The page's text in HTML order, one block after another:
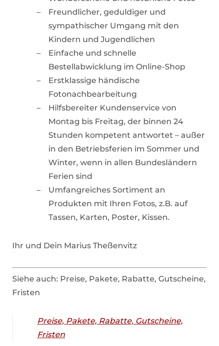
Freundlicher, geduldiger und
sympathischer Umgang mit den
Kindern und Jugendlichen
Einfache und schnelle
Bestellabwicklung im Online-Shop
Erstklassige händische
Fotonachbearbeitung
Hilfsbereiter Kundenservice von
Montag bis Freitag, der binnen 24
Stunden kompetent antwortet – außer
in den Betriebsferien im Sommer und
Winter, wenn in allen Bundesländern
Ferien sind
Umfangreiches Sortiment an
Produkten mit Ihren Fotos, z.B. auf
Tassen, Karten, Poster, Kissen.
Ihr und Dein Marius Theßenvitz
Siehe auch: Preise, Pakete, Rabatte, Gutscheine,
Fristen
Preise, Pakete, Rabatte, Gutscheine,
Fristen